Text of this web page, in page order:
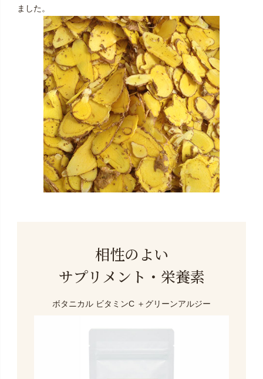
ました。
相性のよい
サプリメント・栄養素
ボタニカル ビタミンC ＋グリーンアルジー